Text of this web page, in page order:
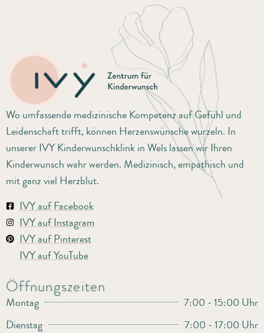
Wo umfassende medizinische Kompetenz auf Gefühl und
Leidenschaft trifft, können Herzenswünsche wurzeln. In
unserer IVY Kinderwunschklink in Wels lassen wir Ihren
Kinderwunsch wahr werden. Medizinisch, empathisch und
mit ganz viel Herzblut.
IVY auf Facebook
IVY auf Instagram
IVY auf Pinterest
IVY auf YouTube
Öffnungszeiten
Montag
7:00 - 15:00 Uhr
Dienstag
7:00 - 17:00 Uhr